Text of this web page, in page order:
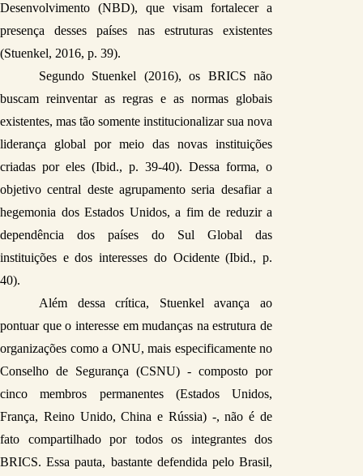
Desenvolvimento (NBD), que visam fortalecer a
presença desses países nas estruturas existentes
(Stuenkel, 2016, p. 39).
Segundo Stuenkel (2016), os BRICS não
buscam reinventar as regras e as normas globais
existentes, mas tão somente institucionalizar sua nova
liderança global por meio das novas instituições
criadas por eles (Ibid., p. 39-40). Dessa forma, o
objetivo central deste agrupamento seria desafiar a
hegemonia dos Estados Unidos, a fim de reduzir a
dependência dos países do Sul Global das
instituições e dos interesses do Ocidente (Ibid., p.
40).
Além dessa crítica, Stuenkel avança ao
pontuar que o interesse em mudanças na estrutura de
organizações como a ONU, mais especificamente no
Conselho de Segurança (CSNU) - composto por
cinco membros permanentes (Estados Unidos,
França, Reino Unido, China e Rússia) -, não é de
fato compartilhado por todos os integrantes dos
BRICS. Essa pauta, bastante defendida pelo Brasil,